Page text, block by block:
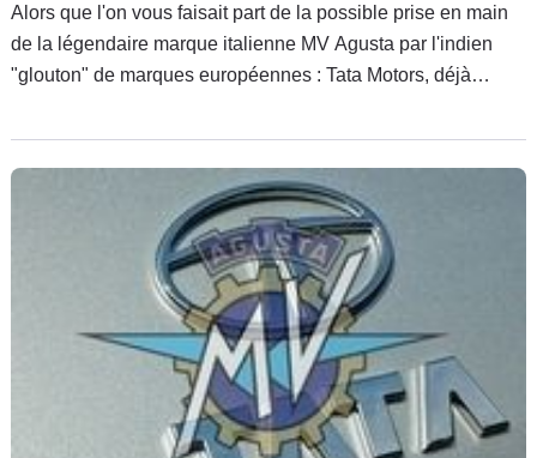
Alors que l'on vous faisait part de la possible prise en main
de la légendaire marque italienne MV Agusta par l'indien
"glouton" de marques européennes : Tata Motors, déjà
MV Agusta. . . par Olivier).